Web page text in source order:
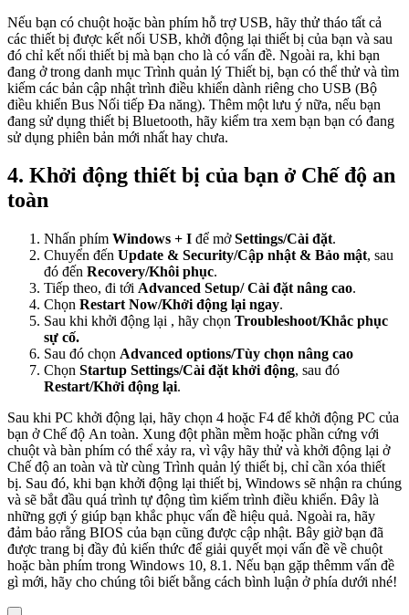
Nếu bạn có chuột hoặc bàn phím hỗ trợ USB, hãy thử tháo tất cả
các thiết bị được kết nối USB, khởi động lại thiết bị của bạn và sau
đó chỉ kết nối thiết bị mà bạn cho là có vấn đề. Ngoài ra, khi bạn
đang ở trong danh mục Trình quản lý Thiết bị, bạn có thể thử và tìm
kiếm các bản cập nhật trình điều khiển dành riêng cho USB (Bộ
điều khiển Bus Nối tiếp Đa năng). Thêm một lưu ý nữa, nếu bạn
đang sử dụng thiết bị Bluetooth, hãy kiểm tra xem bạn bạn có đang
sử dụng phiên bản mới nhất hay chưa.
4. Khởi động thiết bị của bạn ở Chế độ an
toàn
Nhấn phím Windows + I để mởSettings/Cài đặt.
Chuyển đến Update & Security/Cập nhật & Bảo mật, sau
đó đến Recovery/Khôi phục.
Tiếp theo, đi tới Advanced Setup/ Cài đặt nâng cao.
Chọn Restart Now/Khởi động lại ngay.
Sau khi khởi động lại , hãy chọn Troubleshoot/Khắc phục
sự cố.
Sau đó chọn Advanced options/Tùy chọn nâng cao
Chọn Startup Settings/Cài đặt khởi động, sau đó
Restart/Khởi động lại.
Sau khi PC khởi động lại, hãy chọn 4 hoặc F4 để khởi động PC của
bạn ở Chế độ An toàn. Xung đột phần mềm hoặc phần cứng với
chuột và bàn phím có thể xảy ra, vì vậy hãy thử và khởi động lại ở
Chế độ an toàn và từ cùng Trình quản lý thiết bị, chỉ cần xóa thiết
bị. Sau đó, khi bạn khởi động lại thiết bị, Windows sẽ nhận ra chúng
và sẽ bắt đầu quá trình tự động tìm kiếm trình điều khiển. Đây là
những gợi ý giúp bạn khắc phục vấn đề hiệu quả. Ngoài ra, hãy
đảm bảo rằng BIOS của bạn cũng được cập nhật. Bây giờ bạn đã
được trang bị đầy đủ kiến thức để giải quyết mọi vấn đề về chuột
hoặc bàn phím trong Windows 10, 8.1. Nếu bạn gặp thêmm vấn đề
gì mới, hãy cho chúng tôi biết bằng cách bình luận ở phía dưới nhé!